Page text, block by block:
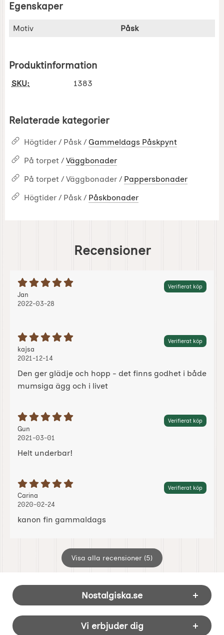
Egenskaper
Egenskaper/attribut för denna produkt
Attribut
Motiv Påsk
Produktinformation
SKU: 1383
Relaterade kategorier
Högtider / Påsk / Gammeldags Påskpynt
På torpet / Väggbonader
På torpet / Väggbonader / Pappersbonader
Högtider / Påsk / Påskbonader
Recensioner
Betyg: 5 Stjärnor av 5 Verifierat köp
Recension av:
Jan
2022-03-28
Betyg: 5 Stjärnor av 5 Verifierat köp
Recension av:
kajsa
2021-12-14
Den ger glädje och hopp - det finns godhet i både
mumsiga ägg och i livet
Betyg: 5 Stjärnor av 5 Verifierat köp
Recension av:
Gun
2021-03-01
Helt underbar!
Betyg: 5 Stjärnor av 5 Verifierat köp
Recension av:
Carina
2020-02-24
kanon fin gammaldags
Visa alla recensioner (5)
Sidfot Blandad info och länkar
Nostalgiska.se
Vi erbjuder dig